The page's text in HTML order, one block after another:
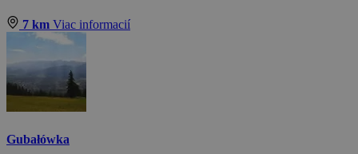
7 km Viac informacií
Gubałówka